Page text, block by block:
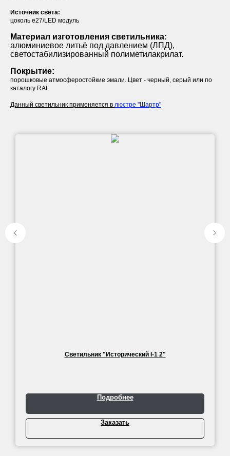
Источник света:
цоколь е27/LED модуль
Материал изготовления светильника:
алюминиевое литьё под давлением (ЛПД),
светостабилизированный полиметилакрилат.
Покрытие:
порошковые атмосферостойкие эмали. Цвет - черный, серый или по
каталогу RAL
Данный светильник применяется в люстре "Шартр"
Светильник "Исторический I-1 2"
Подробнее
Заказать